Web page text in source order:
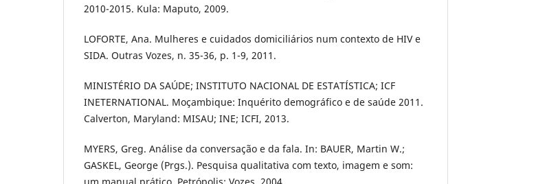
2010-2015. Kula: Maputo, 2009.
LOFORTE, Ana. Mulheres e cuidados domiciliários num contexto de HIV e
SIDA. Outras Vozes, n. 35-36, p. 1-9, 2011.
MINISTÉRIO DA SAÚDE; INSTITUTO NACIONAL DE ESTATÍSTICA; ICF
INETERNATIONAL. Moçambique: Inquérito demográfico e de saúde 2011.
Calverton, Maryland: MISAU; INE; ICFI, 2013.
MYERS, Greg. Análise da conversação e da fala. In: BAUER, Martin W.;
GASKEL, George (Prgs.). Pesquisa qualitativa com texto, imagem e som: